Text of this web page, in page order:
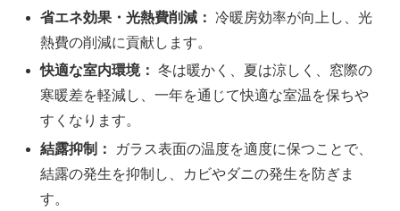
省エネ効果・光熱費削減： 冷暖房効率が向上し、光
熱費の削減に貢献します。
快適な室内環境： 冬は暖かく、夏は涼しく、窓際の
寒暖差を軽減し、一年を通じて快適な室温を保ちや
すくなります。
結露抑制：
ガラス表面の温度を適度に保つことで、
結露の発生を抑制し、カビやダニの発生を防ぎま
す。